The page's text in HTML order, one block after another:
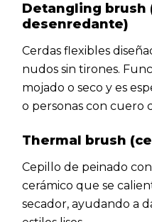
Detangling brush
desenredante)
Cerdas flexibles
nudos sin tirones.
mojado o seco y es
o personas con cuero
Thermal brush
Cepillo de peinado
cerámico que se
secador, ayudando a